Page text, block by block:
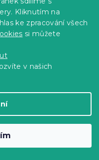
Kliknutím na
ke zpracování všech
si můžete
v našich
bavlny
Detail